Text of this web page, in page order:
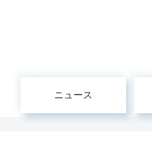
ニュース